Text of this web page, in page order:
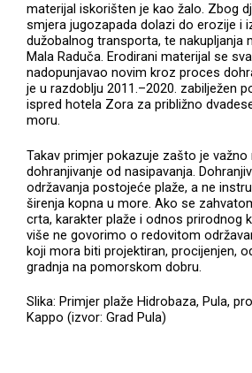
materijal iskorišten je kao žalo. Zbog
smjera jugozapada dolazi do erozije i
dužobalnog transporta, te nakupljanja
Mala Raduča. Erodirani materijal se
nadopunjavao novim kroz proces
je u razdoblju 2011.–2020. zabilježen
ispred hotela Zora za približno
moru.
Takav primjer pokazuje zašto je važno
dohranjivanje od nasipavanja.
održavanja postojeće plaže, a ne
širenja kopna u more. Ako se
crta, karakter plaže i odnos prirodnog
više ne govorimo o redovitom
koji mora biti projektiran, procijenjen,
gradnja na pomorskom dobru.
Slika: Primjer plaže Hidrobaza, Pula,
Kappo (izvor: Grad Pula)